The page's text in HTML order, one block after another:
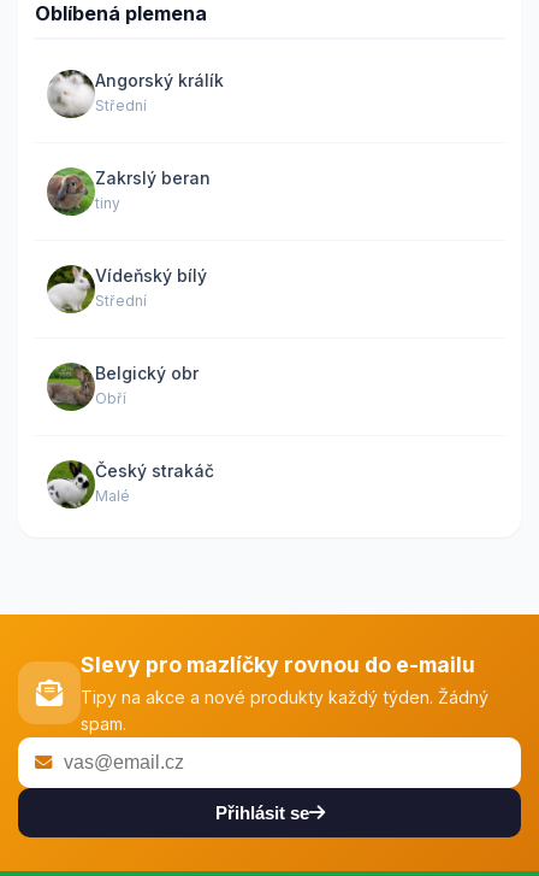
Oblíbená plemena
Angorský králík
Střední
Zakrslý beran
tiny
Vídeňský bílý
Střední
Belgický obr
Obří
Český strakáč
Malé
Slevy pro mazlíčky rovnou do e-mailu
Tipy na akce a nové produkty každý týden. Žádný
spam.
Přihlásit se